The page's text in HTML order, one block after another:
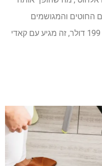
החוטים והמגושמים
שהתרגלנו אליהם. קמעונאות תמורת 199 דולר, זה מגיע עם קאדי